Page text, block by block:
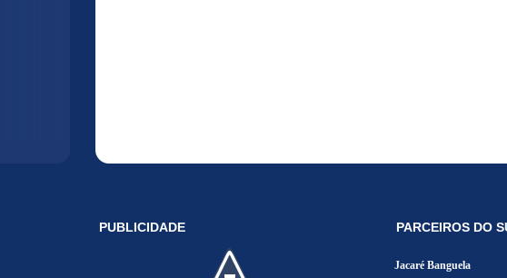
PUBLICIDADE PARCEIROS DO
Jacaré Banguela